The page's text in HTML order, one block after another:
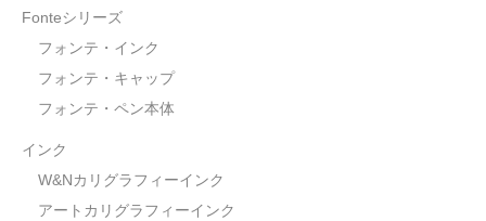
Fonteシリーズ
フォンテ・インク
フォンテ・キャップ
フォンテ・ペン本体
インク
W&Nカリグラフィーインク
アートカリグラフィーインク